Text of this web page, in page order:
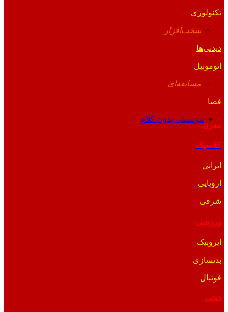
تکنولوژی
سخت‌افزار
دیدنی‌ها
اتوموبیل
مسابقه‌ای
فضا
موسیقی بدون کلام
مدرن
کلاسیک
ایرانی
اروپایی
شرقی
ورزشی
ایروبیک
بدنسازی
فوتبال
ذهنی